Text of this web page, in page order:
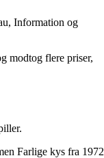
Information og
modtog flere priser,
Farlige kys fra 1972